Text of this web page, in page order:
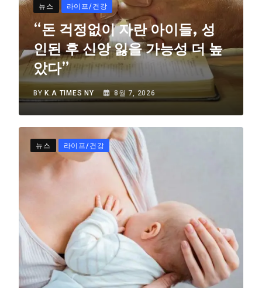
뉴스 라이프/건강
“돈 걱정없이 자란 아이들, 성
인된 후 신앙 잃을 가능성 더 높
았다”
BY K.A TIMES NY 8월 7, 2026
뉴스 라이프/건강